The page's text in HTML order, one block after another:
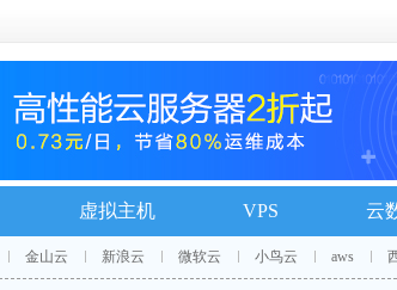
虚拟主机 VPS 云
金山云 新浪云 微软云 小鸟云 aws